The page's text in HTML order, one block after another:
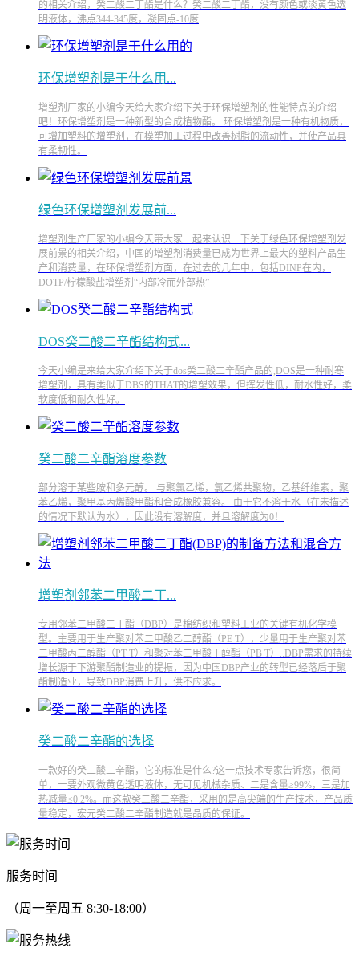
的相关介绍，癸二酸二丁酯是什么？癸二酸二丁酯，没有颜色或淡黄色透
明液体，沸点344-345度，凝固点-10度
环保增塑剂是干什么用...
增塑剂厂家的小编今天给大家介绍下关于环保增塑剂的性能特点的介绍
吧！环保增塑剂是一种新型的合成植物酯。 环保增塑剂是一种有机物质，
可增加塑料的增塑剂，在模塑加工过程中改善树脂的流动性，并使产品具
有柔韧性。
绿色环保增塑剂发展前...
增塑剂生产厂家的小编今天带大家一起来认识一下关于绿色环保增塑剂发
展前景的相关介绍，中国的增塑剂消费量已成为世界上最大的塑料产品生
产和消费量，在环保增塑剂方面，在过去的几年中，包括DINP在内，
DOTP/柠檬酸盐增塑剂“内部冷而外部热”
DOS癸二酸二辛酯结构式...
今天小编是来给大家介绍下关于dos癸二酸二辛酯产品的,DOS是一种耐寒
增塑剂，具有类似于DBS的THAT的增塑效果，但挥发性低，耐水性好，柔
软度低和耐久性好。
癸二酸二辛酯溶度参数
部分溶于某些胺和多元醇。 与聚氯乙烯，氯乙烯共聚物，乙基纤维素，聚
苯乙烯，聚甲基丙烯酸甲酯和合成橡胶兼容。 由于它不溶于水（在未描述
的情况下默认为水），因此没有溶解度，并且溶解度为0！
增塑剂邻苯二甲酸二丁...
专用邻苯二甲酸二丁酯（DBP）是棉纺织和塑料工业的关键有机化学模
型。主要用于生产聚对苯二甲酸乙二醇酯（PE T），少量用于生产聚对苯
二甲酸丙二醇酯（PT T）和聚对苯二甲酸丁醇酯（PB T）..DBP需求的持续
增长源于下游聚酯制造业的提振，因为中国DBP产业的转型已经落后于聚
酯制造业，导致DBP消费上升，供不应求。
癸二酸二辛酯的选择
一款好的癸二酸二辛酯，它的标准是什么?这一点技术专家告诉您，很简
单，一要外观微黄色透明液体，无可见机械杂质、二是含量≥99%，三是加
热减量≤0.2%。而这款癸二酸二辛酯，采用的是高尖端的生产技术，产品质
量稳定，宏元癸二酸二辛酯制造就是品质的保证。
服务时间
（周一至周五 8:30-18:00）